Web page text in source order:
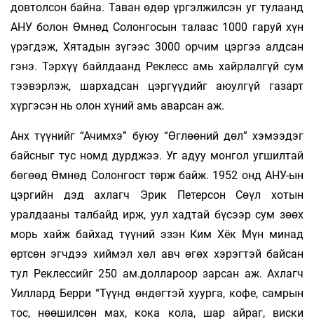
довтолсон байна. Таван өдөр үргэлжилсэн уг тулаанд
АНУ болон Өмнөд Солонгосын талаас 1000 гаруй хүн
үрэгдэж, Хятадын зүгээс 3000 орчим цэргээ алдсан
гэнэ. Тэрхүү байлдаанд Реклесс амь хайрлалгүй сум
тээвэрлэж, шархадсан цэргүүдийг аюулгүй газарт
хүргэсэн нь олон хүний амь аварсан аж.
Анх түүнийг “Ачимхэ” буюу “Өглөөний дөл” хэмээдэг
байсныг тус номд дурджээ. Уг адуу монгол угшилтай
бөгөөд Өмнөд Солонгост төрж байж. 1952 онд АНУ-ын
цэргийн дэд ахлагч Эрик Петерсон Сөүл хотын
уралдааны талбайд ирж, уул хадтай бүсээр сум зөөх
морь хайж байхад түүний эзэн Ким Хёк Мүн минад
өртсөн эгчдээ хиймэл хөл авч өгөх хэрэгтэй байсан
тул Реклессийг 250 ам.доллароор зарсан аж. Ахлагч
Уиллард Берри “Түүнд өндөгтэй хуурга, кофе, самрын
тос, нөөшилсөн мах, кока кола, шар айраг, виски